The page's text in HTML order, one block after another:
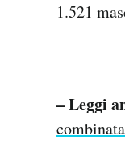
1.521
– Leggi